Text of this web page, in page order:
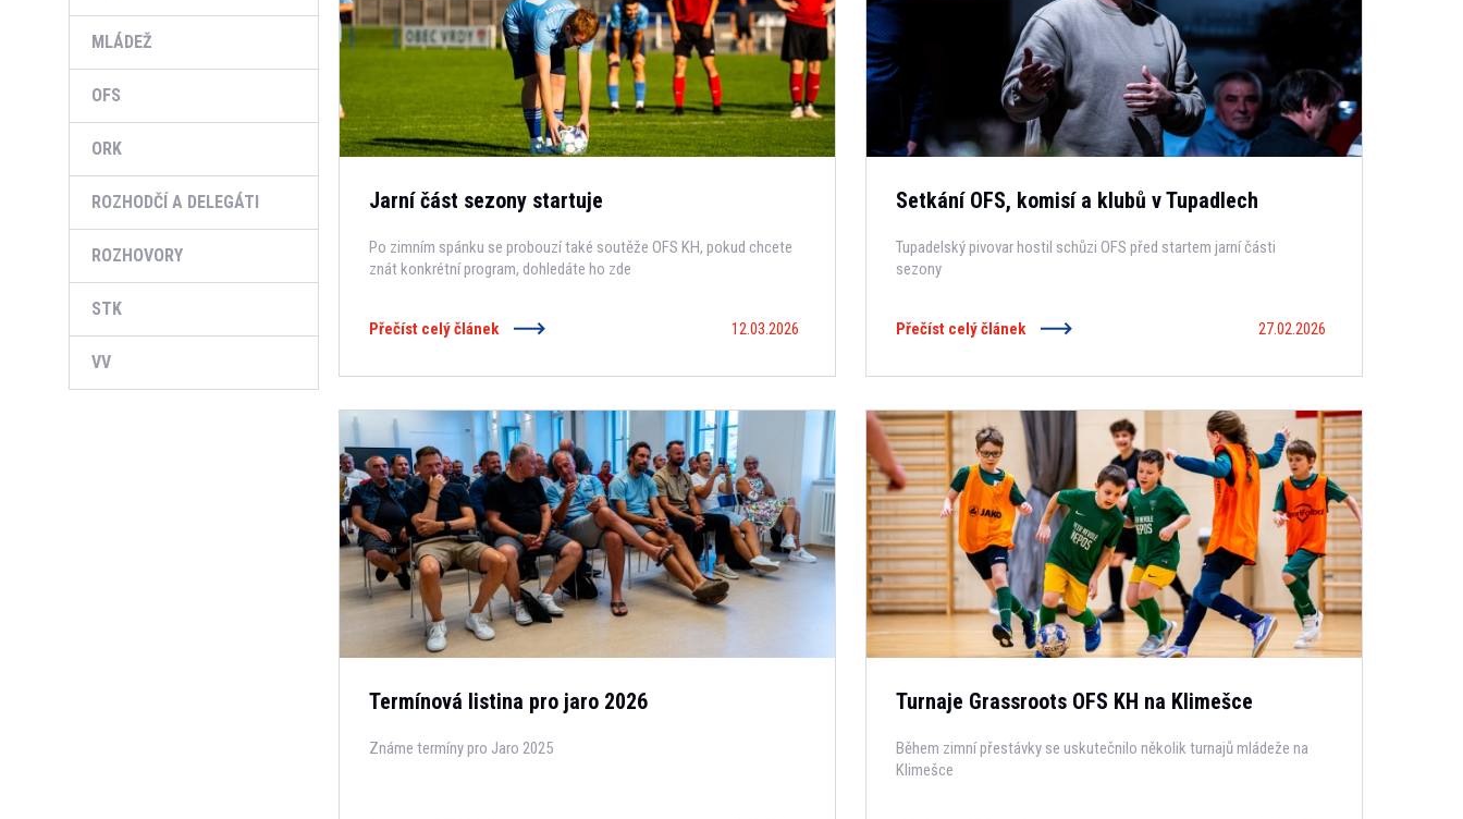
MLÁDEŽ
OFS
ORK
ROZHODČÍ A DELEGÁTI
ROZHOVORY
STK
VV
Jarní část sezony startuje
Po zimním spánku se probouzí také soutěže OFS KH, pokud chcete
znát konkrétní program, dohledáte ho zde
12.03.2026
Přečíst celý článek
Setkání OFS, komisí a klubů v Tupadlech
Tupadelský pivovar hostil schůzi OFS před startem jarní části
sezony
27.02.2026
Přečíst celý článek
Termínová listina pro jaro 2026
Známe termíny pro Jaro 2025
Turnaje Grassroots OFS KH na Klimešce
Během zimní přestávky se uskutečnilo několik turnajů mládeže na
Klimešce